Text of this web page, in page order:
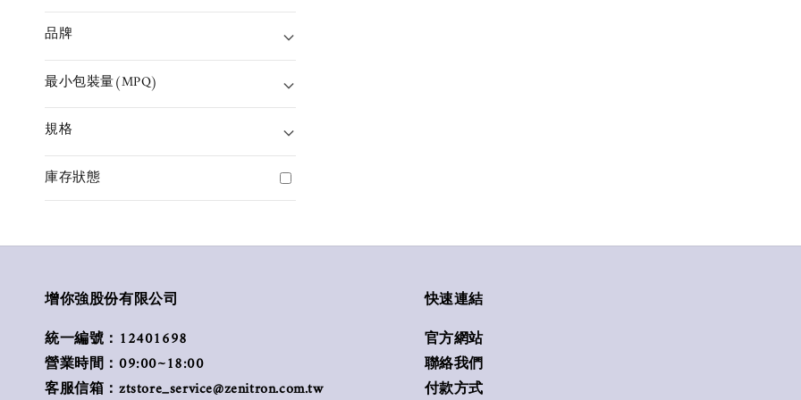
品牌
最小包裝量(MPQ)
規格
庫存狀態
增你強股份有限公司
統一編號：12401698
營業時間：09:00~18:00
客服信箱：ztstore_service@zenitron.com.tw
快速連結
官方網站
聯絡我們
付款方式